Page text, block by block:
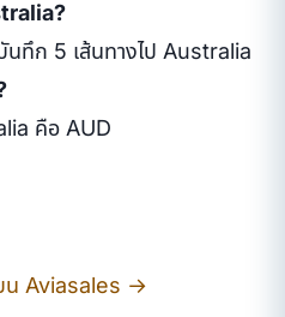
ทึก 5 เส้นทางไป Australia
คือ AUD
น Aviasales →